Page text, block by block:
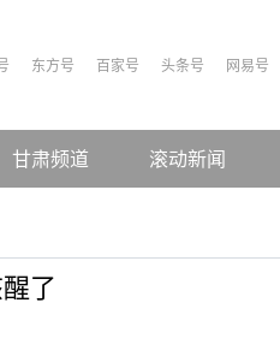
东方号 百家号 头条号 网易号
甘肃频道 滚动新闻
了